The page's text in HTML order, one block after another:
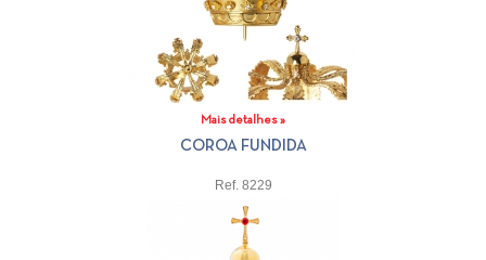
Mais detalhes »
COROA FUNDIDA
Ref. 8229